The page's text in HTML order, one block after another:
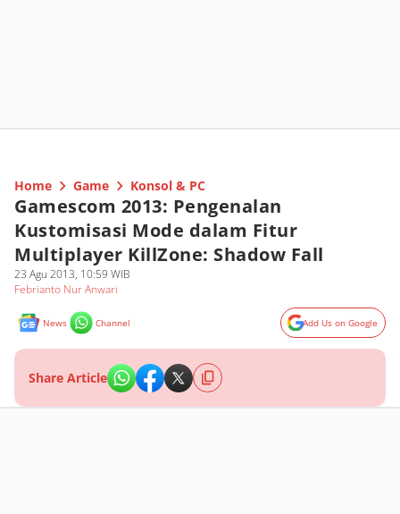
Home Game Konsol & PC
Gamescom 2013: Pengenalan
Kustomisasi Mode dalam Fitur
Multiplayer KillZone: Shadow Fall
23 Agu 2013, 10:59 WIB
Febrianto Nur Anwari
News Channel Add Us on Google
Share Article